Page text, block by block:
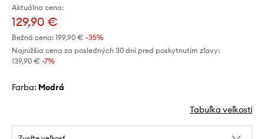
Aktuálna cena:
129,90 €
Bežná cena: 199,90 € -35%
Najnižšia cena za posledných 30 dní pred poskytnutím zľavy:
139,90 € -7%
Farba: modrá
Tabuľka veľkostí